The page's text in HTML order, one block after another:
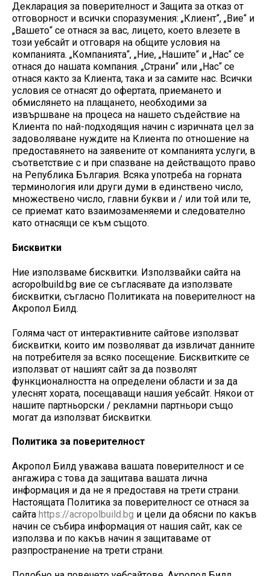
Декларация за поверителност и Защита за отказ от
отговорност и всички споразумения: „Клиент“, „Вие“ и
„Вашето“ се отнася за вас, лицето, което влезете в
този уебсайт и отговаря на общите условия на
компанията. „Компанията“, „Ние, „Нашите“ и „Нас“ се
отнася до нашата компания. „Страни“ или „Нас“ се
отнася както за Клиента, така и за самите нас. Всички
условия се отнасят до офертата, приемането и
обмислянето на плащането, необходими за
извършване на процеса на нашето съдействие на
Клиента по най-подходящия начин с изричната цел за
задоволяване нуждите на Клиента по отношение на
предоставянето на заявените от компанията услуги, в
съответствие с и при спазване на действащото право
на Република България. Всяка употреба на горната
терминология или други думи в единствено число,
множествено число, главни букви и / или той или те,
се приемат като взаимозаменяеми и следователно
като отнасящи се към същото.
Бисквитки
Ние използваме бисквитки. Използвайки сайта на
acropolbuild.bg вие се съгласявате да използвате
бисквитки, съгласно Политиката на поверителност на
Акропол Билд.
Голяма част от интерактивните сайтове използват
бисквитки, които им позволяват да извличат данните
на потребителя за всяко посещение. Бисквитките се
използват от нашият сайт за да позволят
функционалността на определени области и за да
улеснят хората, посещаващи нашия уебсайт. Някои от
нашите партньорски / рекламни партньори също
могат да използват бисквитки.
Политика за поверителност
Акропол Билд уважава вашата поверителност и се
ангажира с това да защитава вашата лична
информация и да не я предоставя на трети страни.
Настоящата Политика за поверителност се отнася за
сайта https://acropolbuild.bg и цели да обясни по какъв
начин се събира информация от нашия сайт, как се
използва и по какъв начин я защитаваме от
разпространение на трети страни.